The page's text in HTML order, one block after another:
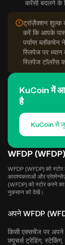
करेंसी बदलने के
ट्रांज़ैक्शन शुल्क
करें कि आपके
पर्याप्त
स्लिपेज पर
स्लिपेज टॉलरेंस
KuCoin में
है
KuCoin से
WFDP
WFDP (WFDP) को
आवश्यकताओं और प्रेफ़्रेन्सेज़
(WFDP) को स्टोर करने
नुकसान को देखें।
अपने WFDP
किसी एक्सचेंज पर
फ़्यूचर्स ट्रेडिंग,